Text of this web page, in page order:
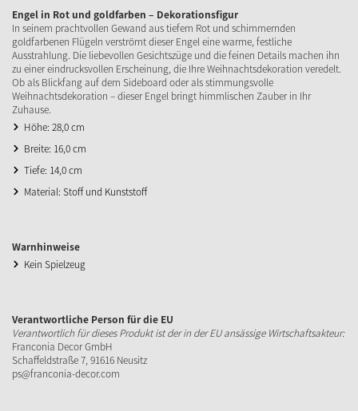
Engel in Rot und goldfarben – Dekorationsfigur
In seinem prachtvollen Gewand aus tiefem Rot und schimmernden
goldfarbenen Flügeln verströmt dieser Engel eine warme, festliche
Ausstrahlung. Die liebevollen Gesichtszüge und die feinen Details machen ihn
zu einer eindrucksvollen Erscheinung, die Ihre Weihnachtsdekoration veredelt.
Ob als Blickfang auf dem Sideboard oder als stimmungsvolle
Weihnachtsdekoration – dieser Engel bringt himmlischen Zauber in Ihr
Zuhause.
Höhe: 28,0 cm
Breite: 16,0 cm
Tiefe: 14,0 cm
Material: Stoff und Kunststoff
Warnhinweise
Kein Spielzeug
Verantwortliche Person für die EU
Verantwortlich für dieses Produkt ist der in der EU ansässige Wirtschaftsakteur:
Franconia Decor GmbH
Schaffeldstraße 7, 91616 Neusitz
ps@franconia-decor.com